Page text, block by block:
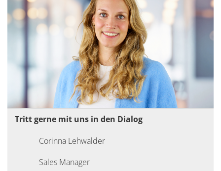
Tritt gerne mit uns in den Dialog
Corinna Lehwalder
Sales Manager